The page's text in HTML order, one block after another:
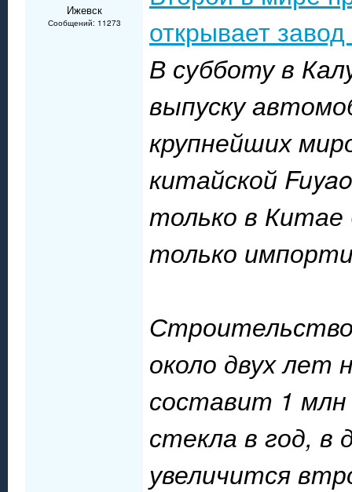
Ижевск
Сообщений: 11273
открывает
В субботу в
выпуску
крупнейших
китайской
только в Китае
только
Строительство
около двух лет
составит 1
стекла в год, в
увеличится